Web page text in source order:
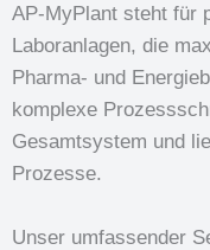
AP-MyPlant steht für
Laboranlagen, die
Pharma- und
komplexe
Gesamtsystem und
Prozesse.
Unser umfassender